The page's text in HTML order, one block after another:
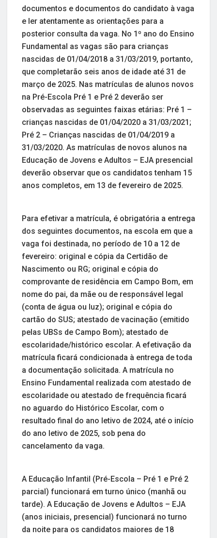
documentos e documentos do candidato à vaga
e ler atentamente as orientações para a
posterior consulta da vaga. No 1º ano do Ensino
Fundamental as vagas são para crianças
nascidas de 01/04/2018 a 31/03/2019, portanto,
que completarão seis anos de idade até 31 de
março de 2025. Nas matrículas de alunos novos
na Pré-Escola Pré 1 e Pré 2 deverão ser
observadas as seguintes faixas etárias: Pré 1 –
crianças nascidas de 01/04/2020 a 31/03/2021;
Pré 2 – Crianças nascidas de 01/04/2019 a
31/03/2020. As matrículas de novos alunos na
Educação de Jovens e Adultos – EJA presencial
deverão observar que os candidatos tenham 15
anos completos, em 13 de fevereiro de 2025.
Para efetivar a matrícula, é obrigatória a entrega
dos seguintes documentos, na escola em que a
vaga foi destinada, no período de 10 a 12 de
fevereiro: original e cópia da Certidão de
Nascimento ou RG; original e cópia do
comprovante de residência em Campo Bom, em
nome do pai, da mãe ou de responsável legal
(conta de água ou luz); original e cópia do
cartão do SUS; atestado de vacinação (emitido
pelas UBSs de Campo Bom); atestado de
escolaridade/histórico escolar. A efetivação da
matrícula ficará condicionada à entrega de toda
a documentação solicitada. A matrícula no
Ensino Fundamental realizada com atestado de
escolaridade ou atestado de frequência ficará
no aguardo do Histórico Escolar, com o
resultado final do ano letivo de 2024, até o início
do ano letivo de 2025, sob pena do
cancelamento da vaga.
A Educação Infantil (Pré-Escola – Pré 1 e Pré 2
parcial) funcionará em turno único (manhã ou
tarde). A Educação de Jovens e Adultos – EJA
(anos iniciais, presencial) funcionará no turno
da noite para os candidatos maiores de 18